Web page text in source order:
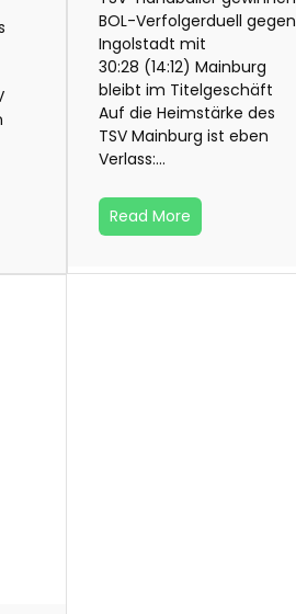
BOL-Verfolgerduell gegen
Ingolstadt mit
30:28 (14:12) Mainburg
bleibt im Titelgeschäft
Auf die Heimstärke des
TSV Mainburg ist eben
Verlass:…
Read More